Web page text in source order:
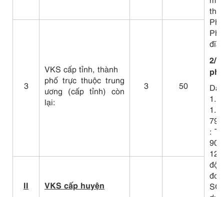
2/
:
3
VKS cấp tỉnh, thành
phố trực thuộc trung
ương (cấp tỉnh) còn
lại:
3 50
II VKS cấp huyện